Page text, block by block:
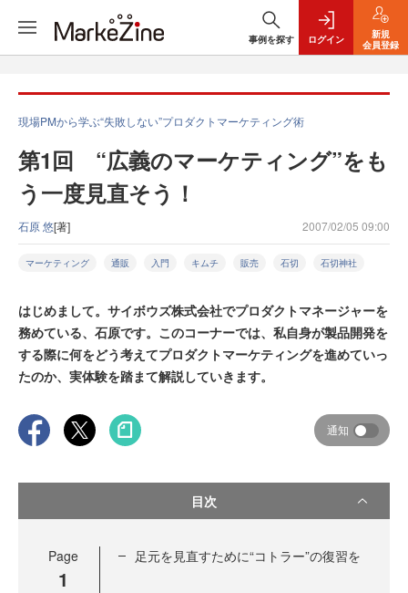
事例を探す ログイン
新規
会員登録
現場PMから学ぶ“失敗しない”プロダクトマーケティング術
第1回 “広義のマーケティング”をも
う一度見直そう！
石原 悠[著] 2007/02/05 09:00
マーケティング 通販 入門 キムチ 販売 石切 石切神社
はじめまして。サイボウズ株式会社でプロダクトマネージャーを
務めている、石原です。このコーナーでは、私自身が製品開発を
する際に何をどう考えてプロダクトマーケティングを進めていっ
たのか、実体験を踏まて解説していきます。
通知
目次
Page
1
足元を見直すために“コトラー”の復習を